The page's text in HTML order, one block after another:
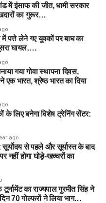
में इंसाफ की जीत, धामी सरकार
का गुरूर…
लेने गए युवकों पर बाघ का
घायल….
गया गोवा स्थापना दिवस,
एक भारत, श्रेष्ठ भारत का दिया
के लिए बनेगा विशेष ट्रेनिंग सेंटर:
ago
सूर्योदय से पहले और सूर्यास्त के बाद
नहीं होगा घोड़े-खच्चरों का
का राज्यपाल गुरमीत सिंह ने
70 गोल्फरों ने लिया भाग…